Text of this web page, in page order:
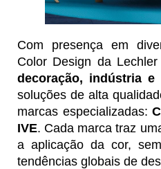
Com presença em
Color Design da
decoração, indústria e
soluções de alta
marcas especializadas:
IVE. Cada marca traz
a aplicação da cor,
tendências globais de